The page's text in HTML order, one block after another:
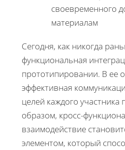
своевременного
материалам
Сегодня, как никогда
функциональная
прототипировании. В ее
эффективная
целей каждого участника
образом, кросс-
взаимодействие
элементом, который